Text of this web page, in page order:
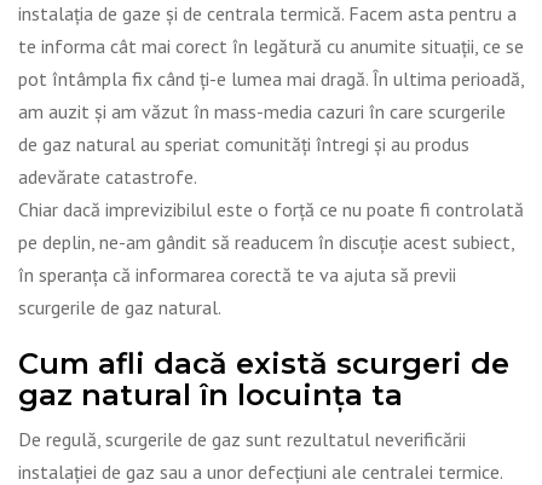
instalația de gaze și de centrala termică. Facem asta pentru a
te informa cât mai corect în legătură cu anumite situații, ce se
pot întâmpla fix când ți-e lumea mai dragă. În ultima perioadă,
am auzit și am văzut în mass-media cazuri în care scurgerile
de gaz natural au speriat comunități întregi și au produs
adevărate catastrofe.
Chiar dacă imprevizibilul este o forță ce nu poate fi controlată
pe deplin, ne-am gândit să readucem în discuție acest subiect,
în speranța că informarea corectă te va ajuta să previi
scurgerile de gaz natural.
Cum afli dacă există scurgeri de
gaz natural în locuința ta
De regulă, scurgerile de gaz sunt rezultatul neverificării
instalației de gaz sau a unor defecțiuni ale centralei termice.